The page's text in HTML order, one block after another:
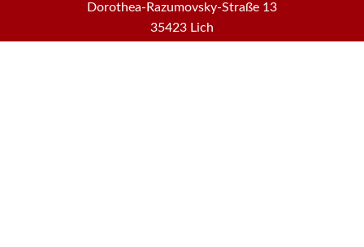
Dorothea-Razumovsky-Straße 13
35423 Lich